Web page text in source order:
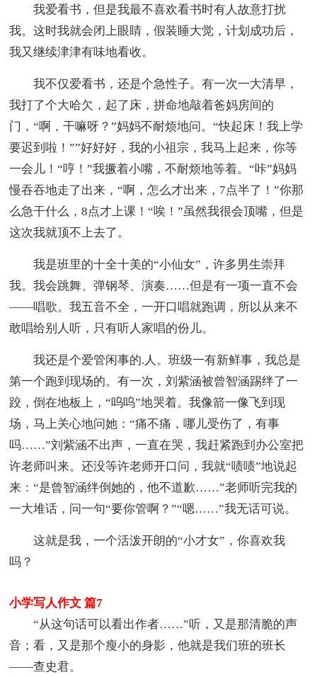
我爱看书，但是我最不喜欢看书时有人故意打扰
我。这时我就会闭上眼睛，假装睡大觉，计划成功后，
我又继续津津有味地看收。
我不仅爱看书，还是个急性子。有一次一大清早，
我打了个大哈欠，起了床，拼命地敲着爸妈房间的
门，“啊，干嘛呀？”妈妈不耐烦地问。“快起床！我上学
要迟到啦！””好好好，我的小祖宗，我马上起来，你等
一会儿！“哼！”我撅着小嘴，不耐烦地等着。“咔”妈妈
慢吞吞地走了出来，“啊，怎么才出来，7点半了！”你那
么急干什么，8点才上课！“唉！”虽然我很会顶嘴，但是
这次我就顶不上去了。
我是班里的十全十美的“小仙女”，许多男生崇拜
我。我会跳舞、弹钢琴、演奏……但是有一项一直不会
——唱歌。我五音不全，一开口唱就跑调，所以从来不
敢唱给别人听，只有听人家唱的份儿。
我还是个爱管闲事的.人。班级一有新鲜事，我总是
第一个跑到现场的。有一次，刘紫涵被曾智涵踢绊了一
跤，倒在地板上，“呜呜”地哭着。我像箭一像飞到现
场，马上关心地问她：“痛不痛，哪儿受伤了，有事
吗……”刘紫涵不出声，一直在哭，我赶紧跑到办公室把
许老师叫来。还没等许老师开口问，我就“啧啧”地说起
来：“是曾智涵绊倒她的，他不道歉……”老师听完我的
一大堆话，问一句“要你管啊？”“嗯……”我无话可说。
这就是我，一个活泼开朗的“小才女”，你喜欢我
吗？
小学写人作文 篇7
“从这句话可以看出作者……”听，又是那清脆的声
音；看，又是那个瘦小的身影，他就是我们班的班长
——查史君。